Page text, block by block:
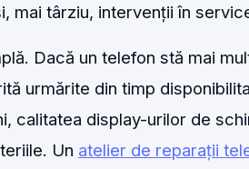
mai târziu, intervenții în
Dacă un telefon stă mai
urmărite din timp
calitatea display-urilor de
Un atelier de reparații